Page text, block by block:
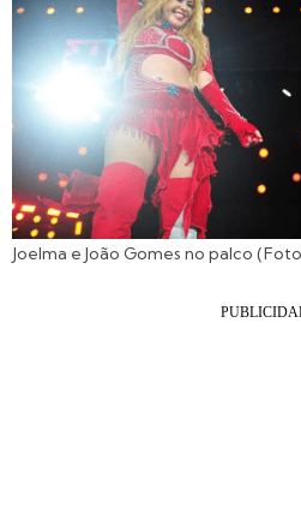
Joelma e João Gomes no palco